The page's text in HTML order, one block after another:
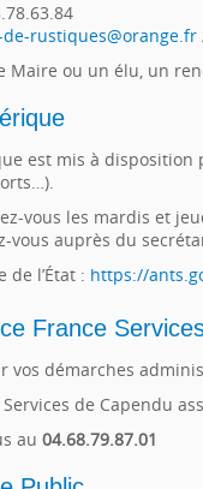
rustiques@orange.fr
Maire ou un élu, un
est mis à disposition
vous les mardis et
vous auprès du
de l’État : https://
France
vos démarches
de Capendu
au 04.68.79.87.01